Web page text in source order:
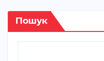
Пошук